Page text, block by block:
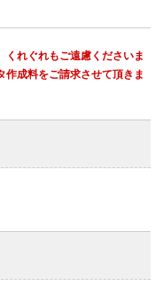
れぐれもご遠慮くださいま
成料をご請求させて頂きま